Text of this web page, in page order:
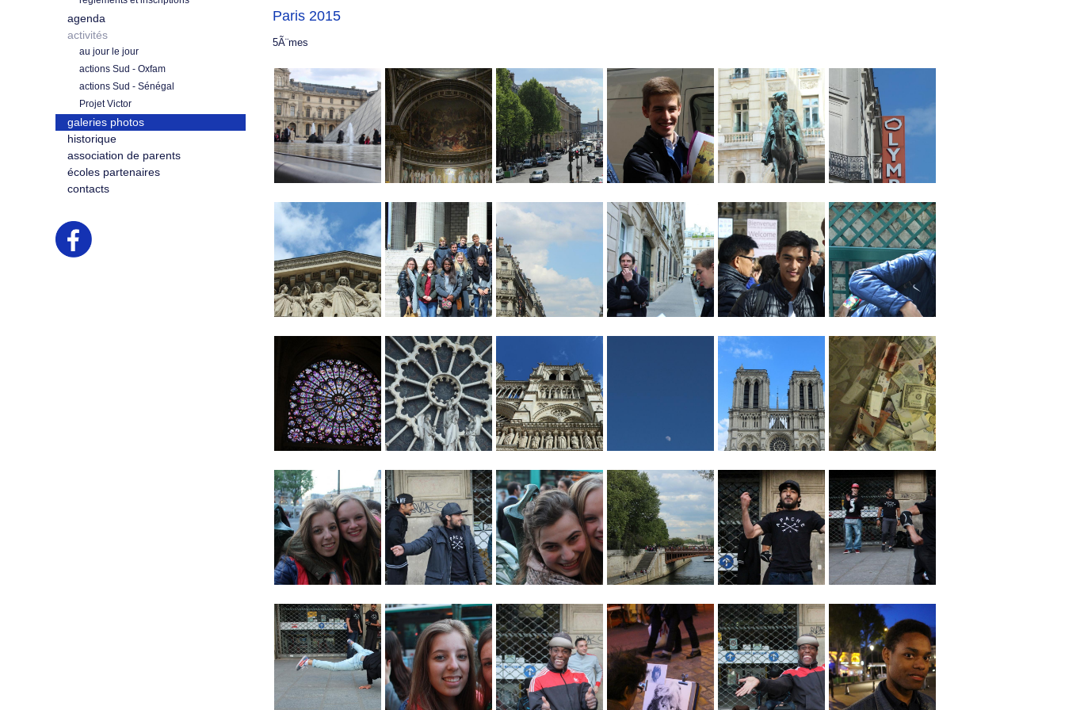
agenda
activités
au jour le jour
actions Sud - Oxfam
actions Sud - Sénégal
Projet Victor
galeries photos
historique
association de parents
écoles partenaires
contacts
Paris 2015
5Ã¨mes